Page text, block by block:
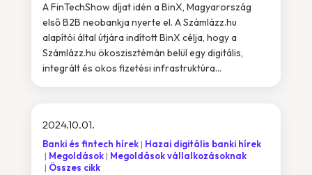
A FinTechShow díjat idén a BinX, Magyarország
első B2B neobankja nyerte el. A Számlázz.hu
alapítói által útjára indított BinX célja, hogy a
Számlázz.hu ökoszisztémán belül egy digitális,
integrált és okos fizetési infrastruktúra...
2024.10.01.
Banki és fintech hírek
Hazai digitális banki hírek
Megoldások
Megoldások vállalkozásoknak
Összes cikk